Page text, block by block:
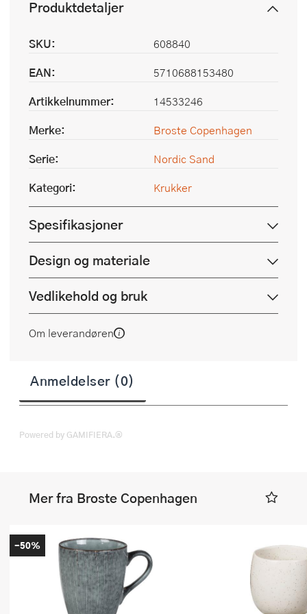
Produktdetaljer
SKU:
608840
EAN:
5710688153480
Artikkelnummer:
14533246
Merke:
Broste Copenhagen
Serie:
Nordic Sand
Kategori:
Krukker
Spesifikasjoner
Design og materiale
Vedlikehold og bruk
Om leverandøren
Anmeldelser (0)
Powered by GAMIFIERA.®
Mer fra Broste Copenhagen
-50%